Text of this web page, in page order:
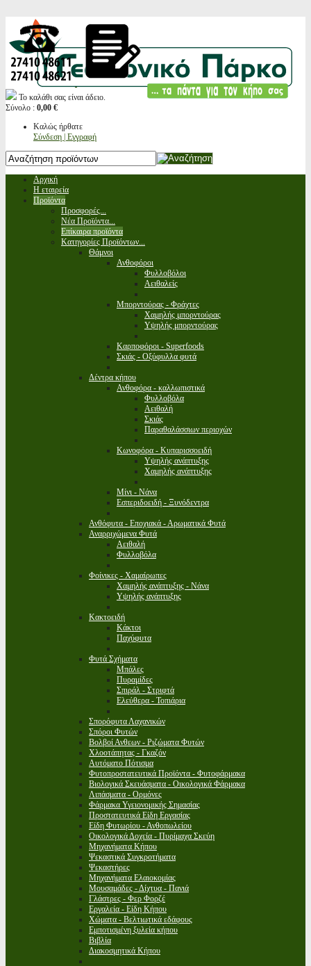
Το καλάθι σας είναι άδειο.
Σύνολο : 0,00 €
Καλώς ήρθατε
Σύνδεση | Εγγραφή
Αρχική
Η εταιρεία
Προϊόντα
Προσφορές...
Νέα Προϊόντα...
Επίκαιρα προϊόντα
Κατηγορίες Προϊόντων...
Θάμνοι
Ανθοφόροι
Φυλλοβόλοι
Αειθαλείς
Μπορντούρας - Φράχτες
Χαμηλής μπορντούρας
Υψηλής μπορντούρας
Καρποφόροι - Superfoods
Σκιάς - Οξύφυλλα φυτά
Δέντρα κήπου
Ανθοφόρα - καλλωπιστικά
Φυλλοβόλα
Αειθαλή
Σκιάς
Παραθαλάσσιων περιοχών
Κωνοφόρα - Κυπαρισσοειδή
Υψηλής ανάπτυξης
Χαμηλής ανάπτυξης
Μίνι - Νάνα
Εσπεριδοειδή - Ξυνόδεντρα
Ανθόφυτα - Εποχιακά - Αρωματικά Φυτά
Αναρριχώμενα Φυτά
Αειθαλή
Φυλλοβόλα
Φοίνικες - Χαμαίρωπες
Χαμηλής ανάπτυξης - Νάνα
Υψηλής ανάπτυξης
Κακτοειδή
Κάκτοι
Παχύφυτα
Φυτά Σχήματα
Μπάλες
Πυραμίδες
Σπιράλ - Στριφτά
Ελεύθερα - Τοπιάρια
Σπορόφυτα Λαχανικών
Σπόροι Φυτών
Βολβοί Ανθεων - Ριζώματα Φυτών
Χλοοτάπητας - Γκαζόν
Αυτόματο Πότισμα
Φυτοπροστατευτικά Προϊόντα - Φυτοφάρμακα
Βιολογικά Σκευάσματα - Οικολογικά Φάρμακα
Λιπάσματα - Ορμόνες
Φάρμακα Υγειονομικής Σημασίας
Προστατευτικά Είδη Εργασίας
Είδη Φυτωρίου - Ανθοπωλείου
Οικολογικά Δοχεία - Πυρίμαχα Σκεύη
Μηχανήματα Κήπου
Ψεκαστικά Συγκροτήματα
Ψεκαστήρες
Μηχανήματα Ελαιοκομίας
Μουσαμάδες - Δίχτυα - Πανιά
Γλάστρες - Φερ Φορζέ
Εργαλεία - Είδη Κήπου
Χώματα - Βελτιωτικά εδάφους
Εμποτισμένη ξυλεία κήπου
Βιβλία
Διακοσμητικά Κήπου